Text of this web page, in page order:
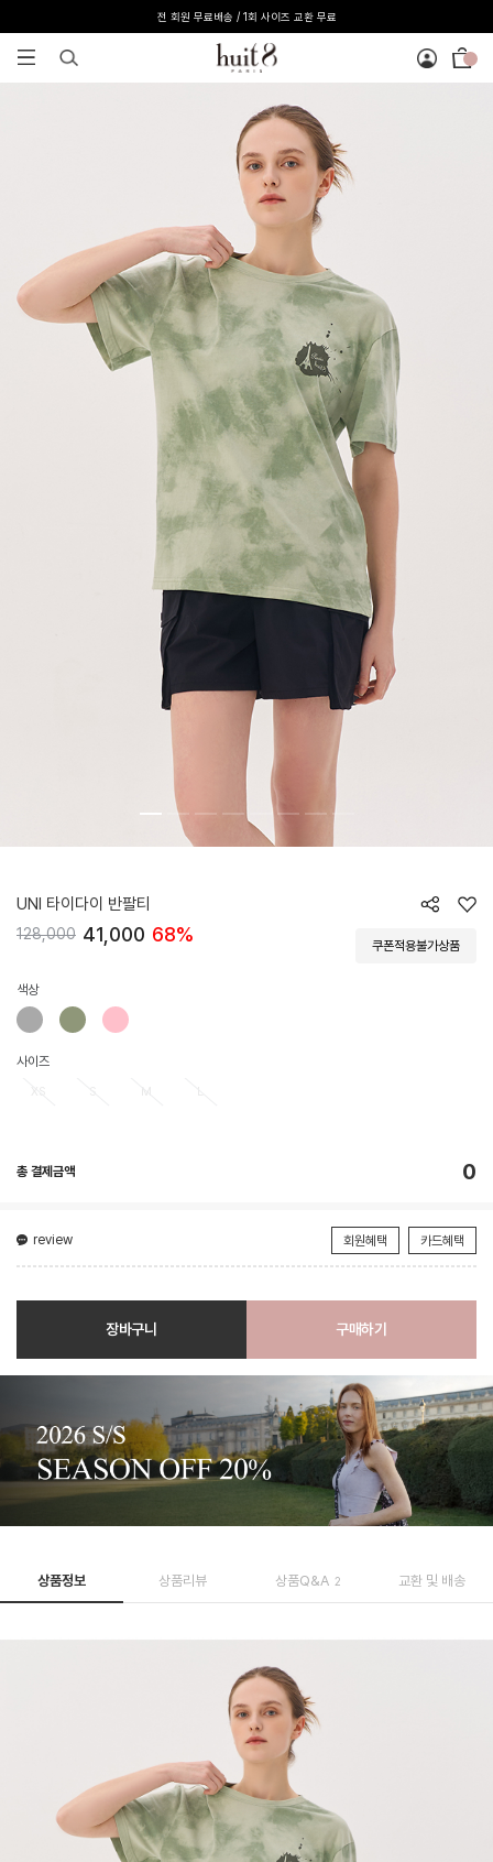
전 회원 무료배송 / 1회 사이즈 교환 무료
UNI 타이다이 반팔티
128,000 41,000 68% 쿠폰적용불가상품
색상
사이즈
총 결제금액 0
review 회원혜택 카드혜택
장바구니 구매하기
상품정보 상품리뷰 상품Q&A 2 교환 및 배송